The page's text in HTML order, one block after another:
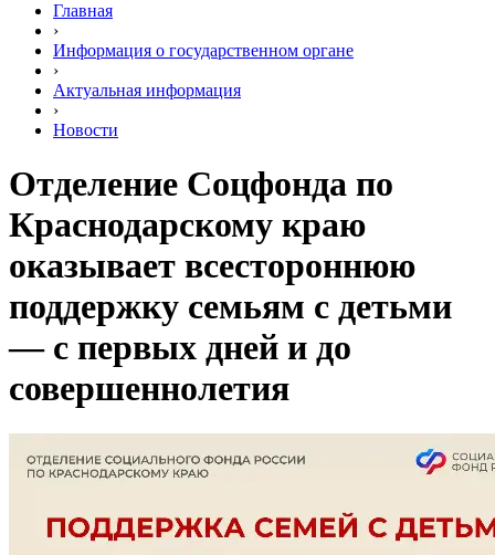
Главная
›
Информация о государственном органе
›
Актуальная информация
›
Новости
Отделение Соцфонда по
Краснодарскому краю
оказывает всестороннюю
поддержку семьям с детьми
— с первых дней и до
совершеннолетия